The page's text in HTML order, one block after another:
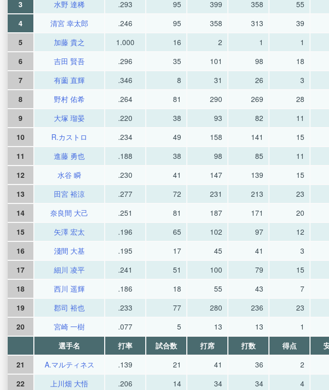
3
水野 達稀 .293 95 399 358 55
4
清宮 幸太郎 .246 95 358 313 39
5
加藤 貴之 1.000 16 2 1 1
6
吉田 賢吾 .296 35 101 98 18
7
有薗 直輝 .346 8 31 26 3
8
野村 佑希 .264 81 290 269 28
9
大塚 瑠晏 .220 38 93 82 11
10
R.カストロ .234 49 158 141 15
11
進藤 勇也 .188 38 98 85 11
12
水谷 瞬 .230 41 147 139 15
13
田宮 裕涼 .277 72 231 213 23
14
奈良間 大己 .251 81 187 171 20
15
矢澤 宏太 .196 65 102 97 12
16
淺間 大基 .195 17 45 41 3
17
細川 凌平 .241 51 100 79 15
18
西川 遥輝 .186 18 55 43 7
19
郡司 裕也 .233 77 280 236 23
20
宮崎 一樹 .077 5 13 13 1
選手名
打率 試合数 打席 打数 得点
21
A.マルティネス .139 21 41 36 2
22
上川畑 大悟 .206 14 34 34 4